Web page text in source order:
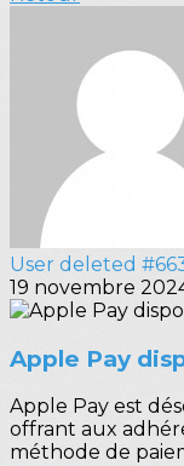
User deleted
19 novembre
Apple Pay
Apple Pay est
offrant aux
méthode de